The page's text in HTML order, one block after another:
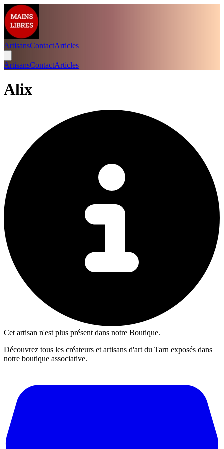
ArtisansContactArticles
ArtisansContactArticles
Alix
Cet artisan n'est plus présent dans notre Boutique.
Découvrez tous les créateurs et artisans d'art du Tarn exposés dans
notre boutique associative.